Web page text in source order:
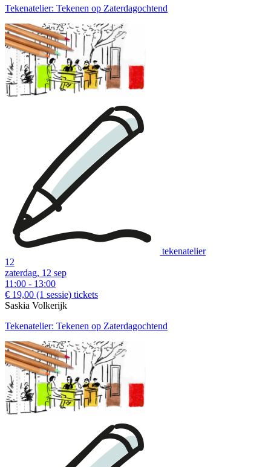
Tekenatelier: Tekenen op Zaterdagochtend
tekenatelier
12
zaterdag, 12 sep
11:00 - 13:00
€ 19,00 (1 sessie) tickets
Saskia Volkerijk
Tekenatelier: Tekenen op Zaterdagochtend